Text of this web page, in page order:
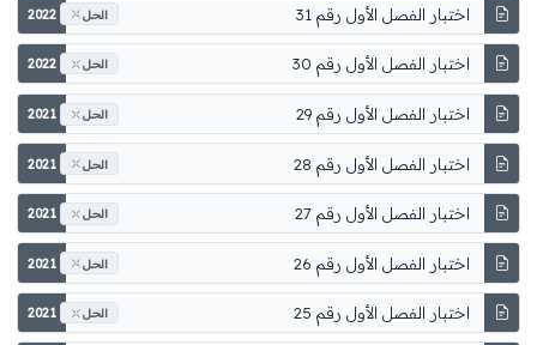
اختبار الفصل الأول رقم 31 2022 الحل
اختبار الفصل الأول رقم 30 2022 الحل
اختبار الفصل الأول رقم 29 2021 الحل
اختبار الفصل الأول رقم 28 2021 الحل
اختبار الفصل الأول رقم 27 2021 الحل
اختبار الفصل الأول رقم 26 2021 الحل
اختبار الفصل الأول رقم 25 2021 الحل